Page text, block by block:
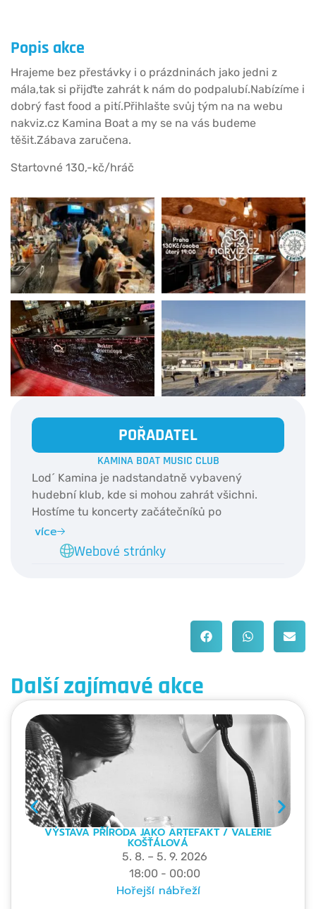
Popis akce
Hrajeme bez přestávky i o prázdninách jako jedni z
mála,tak si přijďte zahrát k nám do podpalubí.Nabízíme i
dobrý fast food a pití.Přihlašte svůj tým na na webu
nakviz.cz Kamina Boat a my se na vás budeme
těšit.Zábava zaručena.
Startovné 130,-kč/hráč
POŘADATEL
KAMINA BOAT MUSIC CLUB
Lod´ Kamina je nadstandatně vybavený
hudební klub, kde si mohou zahrát všichni.
Hostíme tu koncerty začátečníků po
profesionální muzikanty, jako je Viktor Dyk,
nebo Václav Noid Bárta. Kamina původně
brázdila řeky Francie, odkud připlula přes
více
Webové stránky
Další zajímavé akce
VÝSTAVA PŘÍRODA JAKO ARTEFAKT / VALERIE
KOŠŤÁLOVÁ
5. 8. – 5. 9. 2026
18:00 - 00:00
Hořejší nábřeží